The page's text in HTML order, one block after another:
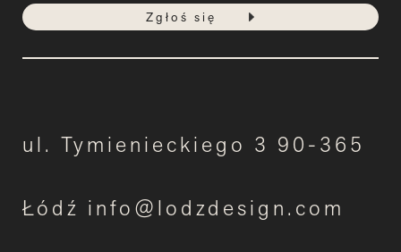
Zgłoś się
ul. Tymienieckiego 3 90-365
Łódź info@lodzdesign.com